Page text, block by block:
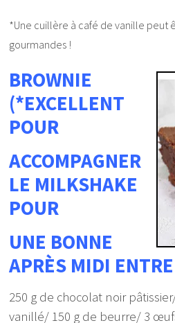
*Une cuillère à café de vanille peut
gourmandes !
BROWNIE
(*EXCELLENT
POUR
ACCOMPAGNER
LE MILKSHAKE
POUR
UNE BONNE
APRÈS MIDI
250 g de chocolat noir
vanillé/ 150 g de beurre/ 3